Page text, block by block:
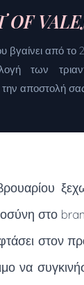
OF
από το
των
αποστολή
στο
στον
να